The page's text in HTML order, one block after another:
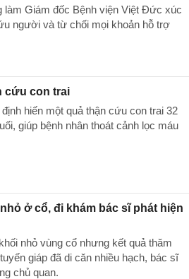
làm Giám đốc Bệnh viện Việt Đức xúc
người và từ chối mọi khoản hỗ trợ
cứu con trai
hiến một quả thận cứu con trai 32
giúp bệnh nhân thoát cảnh lọc máu
ở cổ, đi khám bác sĩ phát hiện
nhỏ vùng cổ nhưng kết quả thăm
giáp đã di căn nhiều hạch, bác sĩ
chủ quan.